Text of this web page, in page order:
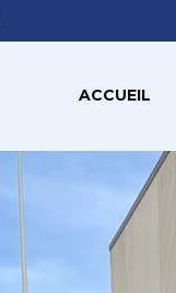
ACCUEIL